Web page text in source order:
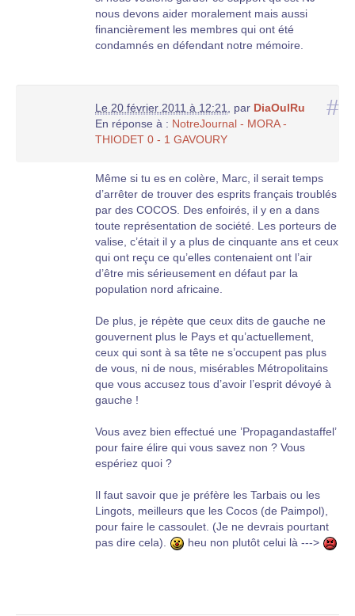
nous devons aider moralement mais aussi
financièrement les membres qui ont été
condamnés en défendant notre mémoire.
#
Le 20 février 2011 à 12:21 par DiaOulRu
En réponse à : NotreJournal - MORA -
THIODET 0 - 1 GAVOURY
Même si tu es en colère, Marc, il serait temps
d’arrêter de trouver des esprits français troublés
par des COCOS. Des enfoirés, il y en a dans
toute représentation de société. Les porteurs de
valise, c’était il y a plus de cinquante ans et ceux
qui ont reçu ce qu’elles contenaient ont l’air
d’être mis sérieusement en défaut par la
population nord africaine.
De plus, je répète que ceux dits de gauche ne
gouvernent plus le Pays et qu’actuellement,
ceux qui sont à sa tête ne s’occupent pas plus
de vous, ni de nous, misérables Métropolitains
que vous accusez tous d’avoir l’esprit dévoyé à
gauche !
Vous avez bien effectué une ’Propagandastaffel’
pour faire élire qui vous savez non ? Vous
espériez quoi ?
Il faut savoir que je préfère les Tarbais ou les
Lingots, meilleurs que les Cocos (de Paimpol),
pour faire le cassoulet. (Je ne devrais pourtant
pas dire cela).
heu non plutôt celui là --->